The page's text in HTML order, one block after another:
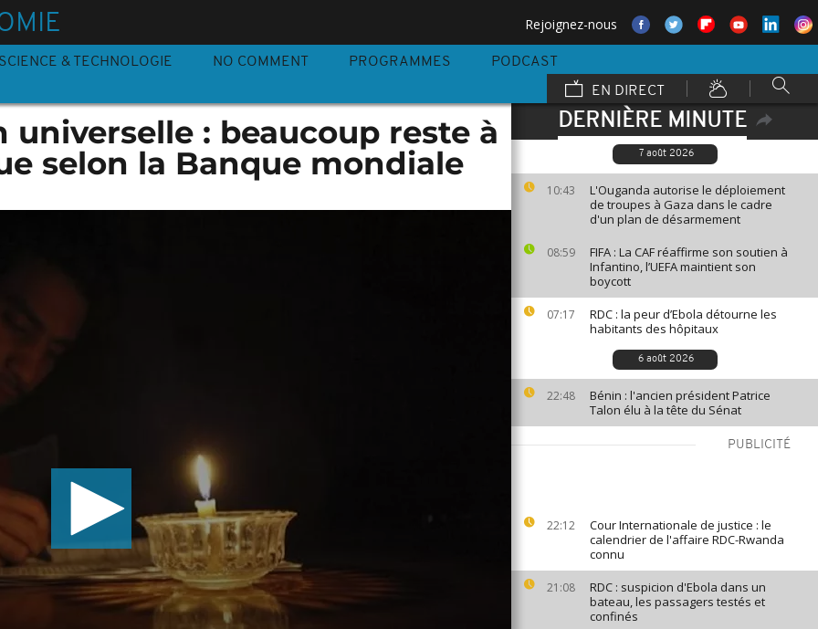
Rejoignez-nous
SCIENCE & TECHNOLOGIE NO COMMENT PROGRAMMES
PODCAST
EN DIRECT
DERNIÈRE MINUTE
7 août 2026
10:43
L'Ouganda autorise le déploiement
de troupes à Gaza dans le cadre
d'un plan de désarmement
08:59
FIFA : La CAF réaffirme son soutien à
Infantino, l’UEFA maintient son
boycott
07:17
RDC : la peur d’Ebola détourne les
habitants des hôpitaux
6 août 2026
22:48
Bénin : l'ancien président Patrice
Talon élu à la tête du Sénat
PUBLICITÉ
22:12
Cour Internationale de justice : le
calendrier de l'affaire RDC-Rwanda
connu
21:08
RDC : suspicion d'Ebola dans un
bateau, les passagers testés et
confinés
: beaucoup reste à
selon la Banque mondiale